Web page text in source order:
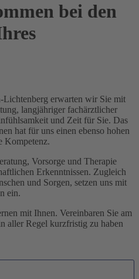
bei den
Lichtenberg erwarten wir Sie mit
langjähriger fachärztlicher
und Zeit für Sie. Das
hat für uns einen ebenso hohen
Kompetenz.
Vorsorge und Therapie
Erkenntnissen. Zugleich
und Sorgen, setzen uns mit
ein.
mit Ihnen. Vereinbaren Sie am
aller Regel kurzfristig zu haben